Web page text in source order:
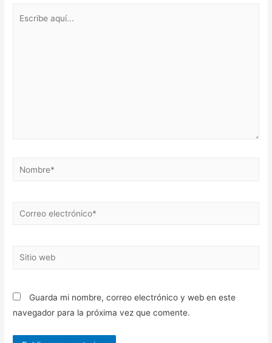
Nombre*
Correo
Sitio
Guarda mi nombre, correo electrónico y web en este
navegador para la próxima vez que comente.